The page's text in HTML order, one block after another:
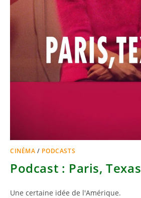
CINÉMA / PODCASTS
Podcast : Paris, Texas
Une certaine idée de l'Amérique.